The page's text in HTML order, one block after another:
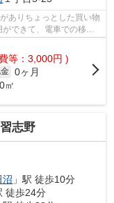
ありちょっとした買い物
できて、電車での移動
等：3,000円 )
0ヶ月
㎡
志野
沼 」駅 徒歩10分
徒歩24分